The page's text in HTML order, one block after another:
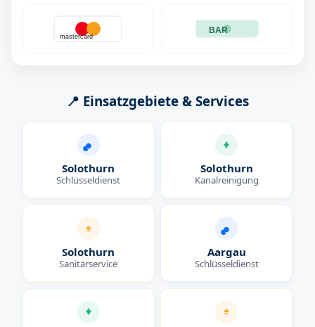
mastercard
BAR
📍 Einsatzgebiete & Services
Solothurn
Schlüsseldienst
Solothurn
Kanalreinigung
Solothurn
Sanitärservice
Aargau
Schlüsseldienst